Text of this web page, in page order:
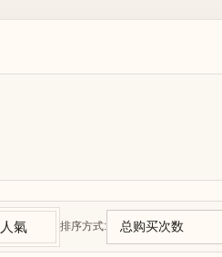
人氣 排序方式: